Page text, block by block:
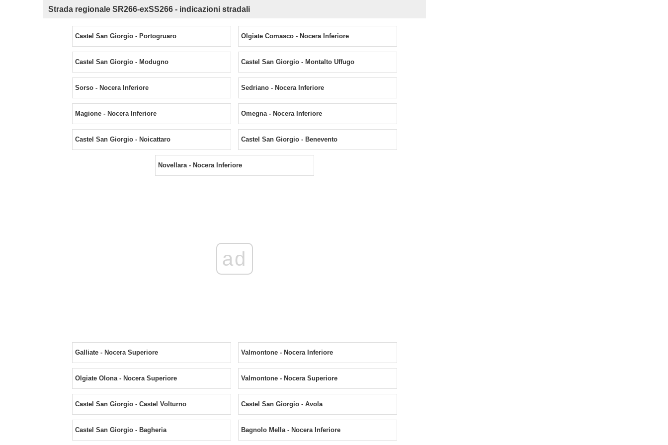
Strada regionale SR266-exSS266 - indicazioni stradali
Castel San Giorgio - Portogruaro Olgiate Comasco - Nocera Inferiore
Castel San Giorgio - Modugno Castel San Giorgio - Montalto Uffugo
Sorso - Nocera Inferiore Sedriano - Nocera Inferiore
Magione - Nocera Inferiore Omegna - Nocera Inferiore
Castel San Giorgio - Noicattaro Castel San Giorgio - Benevento
Novellara - Nocera Inferiore
ad
Galliate - Nocera Superiore Valmontone - Nocera Inferiore
Olgiate Olona - Nocera Superiore Valmontone - Nocera Superiore
Castel San Giorgio - Castel Volturno Castel San Giorgio - Avola
Castel San Giorgio - Bagheria Bagnolo Mella - Nocera Inferiore